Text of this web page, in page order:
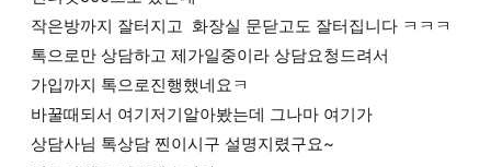
작은방까지 잘터지고 화장실 문닫고도 잘터집니다 ㅋㅋㅋ
톡으로만 상담하고 제가일중이라 상담요청드려서
가입까지 톡으로진행했네요ㅋ
바꿀때되서 여기저기알아봤는데 그나마 여기가
상담사님 톡상담 찐이시구 설명지렸구요~